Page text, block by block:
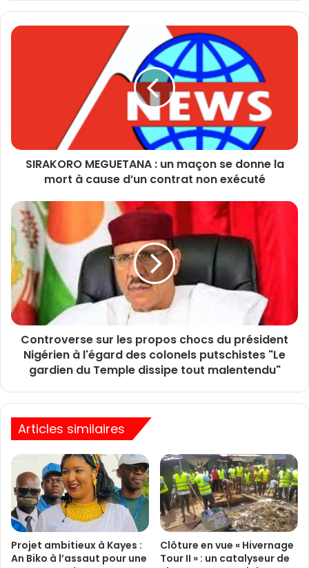
SIRAKORO MEGUETANA : un maçon se donne la
mort à cause d’un contrat non exécuté
Controverse sur les propos chocs du président
Nigérien à l'égard des colonels putschistes "Le
gardien du Temple dissipe tout malentendu"
Articles similaires
Projet ambitieux à Kayes :
An Biko à l’assaut pour une
Clôture en vue « Hivernage
Tour II » : un catalyseur de